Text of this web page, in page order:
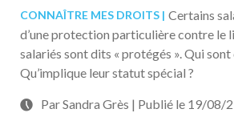
CONNAÎTRE MES DROITS
Certains
d’une protection particulière contre le
salariés sont dits « protégés ». Qui sont
Qu’implique leur statut spécial ?
Par Sandra Grès | Publié le 19/08/